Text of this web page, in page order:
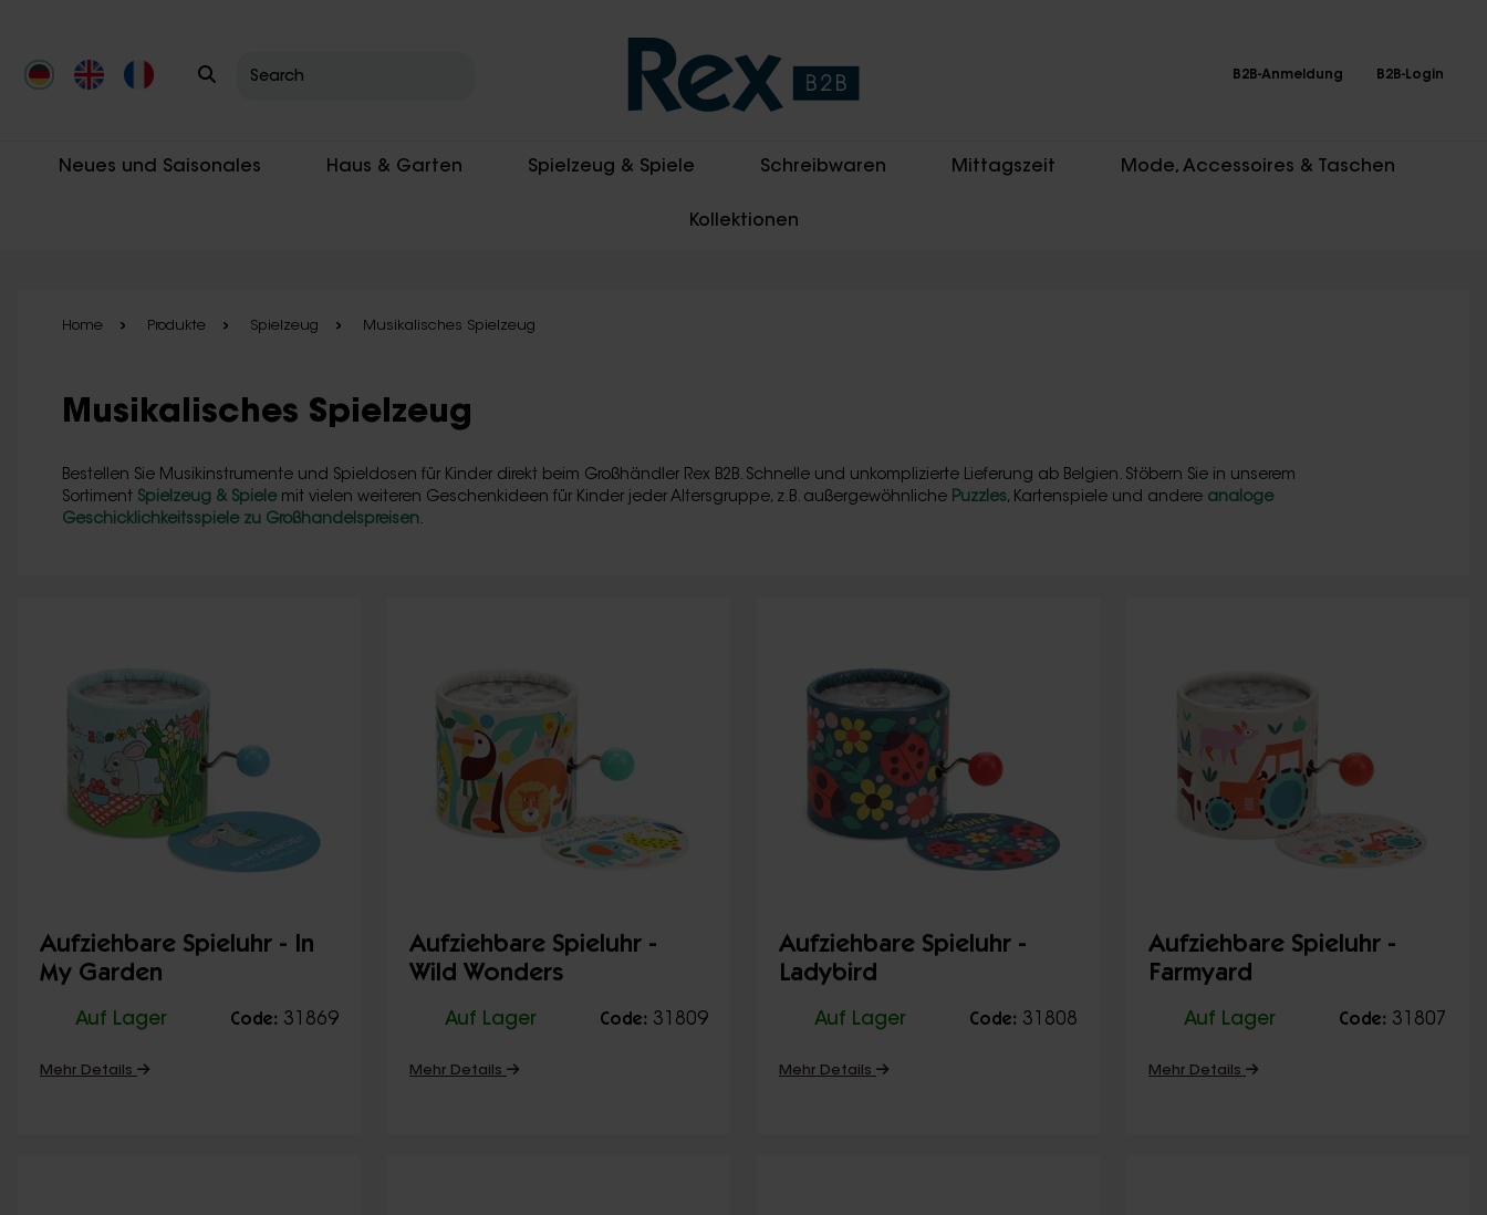
B2B-Anmeldung B2B-Login
Neues und Saisonales Haus & Garten Spielzeug & Spiele Schreibwaren Mittagszeit Mode, Accessoires & Taschen
Kollektionen
Home Produkte Spielzeug Musikalisches Spielzeug
Musikalisches Spielzeug
Bestellen Sie Musikinstrumente und Spieldosen für Kinder direkt beim Großhändler Rex B2B. Schnelle und unkomplizierte Lieferung ab Belgien. Stöbern Sie in unserem
Sortiment Spielzeug & Spielemit vielen weiteren Geschenkideen für Kinder jeder Altersgruppe, z.B. außergewöhnliche Puzzles, Kartenspiele und andere analoge
Geschicklichkeitsspiele zu Großhandelspreisen.
Aufziehbare Spieluhr - In
My Garden
Auf Lager Code: 31869
Mehr Details
Aufziehbare Spieluhr -
Wild Wonders
Auf Lager Code: 31809
Mehr Details
Aufziehbare Spieluhr -
Ladybird
Auf Lager Code: 31808
Mehr Details
Aufziehbare Spieluhr -
Farmyard
Auf Lager Code: 31807
Mehr Details